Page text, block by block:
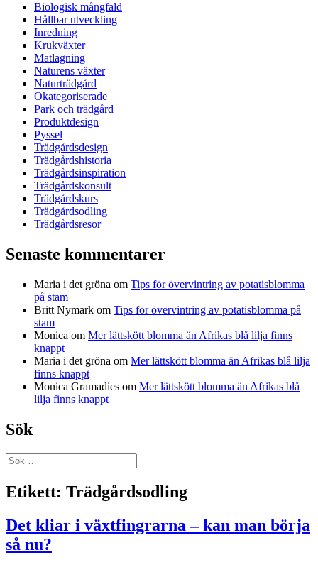
Biologisk mångfald
Hållbar utveckling
Inredning
Krukväxter
Matlagning
Naturens växter
Naturträdgård
Okategoriserade
Park och trädgård
Produktdesign
Pyssel
Trädgårdsdesign
Trädgårdshistoria
Trädgårdsinspiration
Trädgårdskonsult
Trädgårdskurs
Trädgårdsodling
Trädgårdsresor
Senaste kommentarer
Maria i det gröna om Tips för övervintring av potatisblomma
på stam
Britt Nymark om Tips för övervintring av potatisblomma på
stam
Monica om Mer lättskött blomma än Afrikas blå lilja finns
knappt
Maria i det gröna om Mer lättskött blomma än Afrikas blå lilja
finns knappt
Monica Gramadies om Mer lättskött blomma än Afrikas blå
lilja finns knappt
Sök
Sök
efter:
Etikett: Trädgårdsodling
Det kliar i växtfingrarna – kan man börja
så nu?